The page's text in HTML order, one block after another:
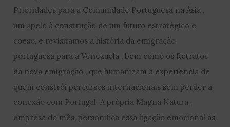
Prioridades para a Comunidade Portuguesa na Ásia ,
um apelo à construção de um futuro estratégico e
coeso, e revisitamos a história da emigração
portuguesa para a Venezuela , bem como os Retratos
da nova emigração , que humanizam a experiência de
quem constrói percursos internacionais sem perder a
conexão com Portugal. A própria Magna Natura ,
empresa do mês, personifica essa ligação emocional às